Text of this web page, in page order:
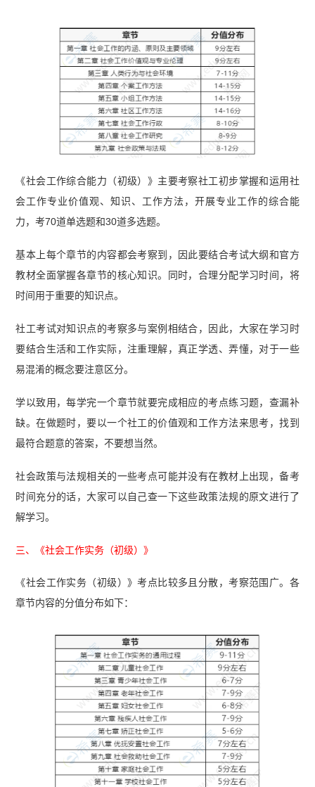
《社会工作综合能力（初级）》主要考察社工初步掌握和运用社
会工作专业价值观、知识、工作方法，开展专业工作的综合能
力，考70道单选题和30道多选题。
基本上每个章节的内容都会考察到，因此要结合考试大纲和官方
教材全面掌握各章节的核心知识。同时，合理分配学习时间，将
时间用于重要的知识点。
社工考试对知识点的考察多与案例相结合，因此，大家在学习时
要结合生活和工作实际，注重理解，真正学透、弄懂，对于一些
易混淆的概念要注意区分。
学以致用，每学完一个章节就要完成相应的考点练习题，查漏补
缺。在做题时，要以一个社工的价值观和工作方法来思考，找到
最符合题意的答案，不要想当然。
社会政策与法规相关的一些考点可能并没有在教材上出现，备考
时间充分的话，大家可以自己查一下这些政策法规的原文进行了
解学习。
三、《社会工作实务（初级）》
《社会工作实务（初级）》考点比较多且分散，考察范围广。各
章节内容的分值分布如下：